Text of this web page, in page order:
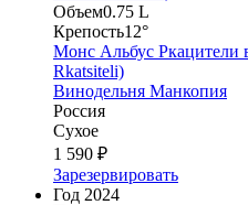
Объем0.75 L
Крепость12°
Монс Альбус Ркацители
Rkatsiteli)
Винодельня Манкопия
Россия
Сухое
1 590 ₽
Зарезервировать
Год 2024